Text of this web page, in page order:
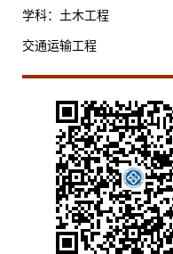
学科：土木工程
交通运输工程